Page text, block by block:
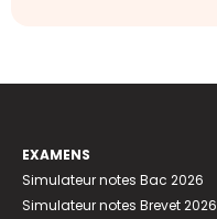
EXAMENS
Simulateur notes Bac 2026
Simulateur notes Brevet 2026